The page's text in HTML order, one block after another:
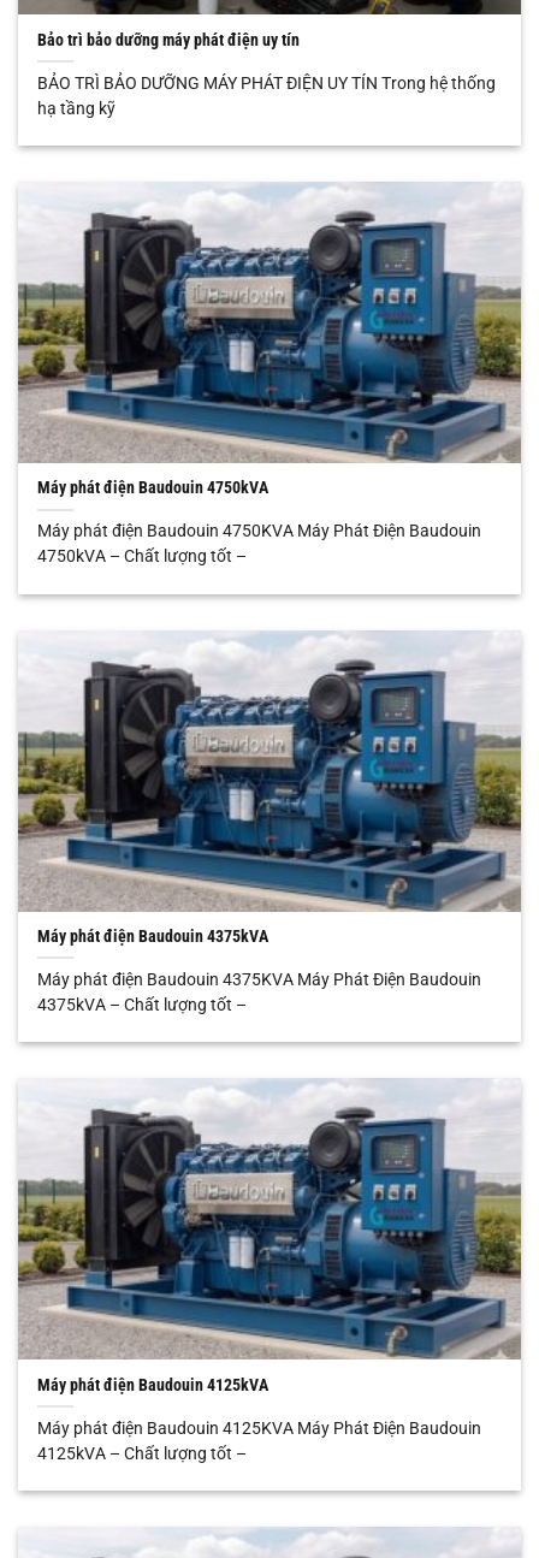
Bảo trì bảo dưỡng máy phát điện uy tín
BẢO TRÌ BẢO DƯỠNG MÁY PHÁT ĐIỆN UY TÍN Trong hệ thống
hạ tầng kỹ
Máy phát điện Baudouin 4750kVA
Máy phát điện Baudouin 4750KVA Máy Phát Điện Baudouin
4750kVA – Chất lượng tốt –
Máy phát điện Baudouin 4375kVA
Máy phát điện Baudouin 4375KVA Máy Phát Điện Baudouin
4375kVA – Chất lượng tốt –
Máy phát điện Baudouin 4125kVA
Máy phát điện Baudouin 4125KVA Máy Phát Điện Baudouin
4125kVA – Chất lượng tốt –